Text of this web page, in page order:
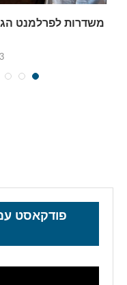
משדרות לפרלמנט
3 באוגוסט 2026
פודקאסט